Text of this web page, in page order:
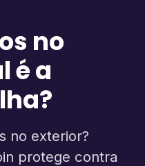
no
é a
no exterior?
protege contra